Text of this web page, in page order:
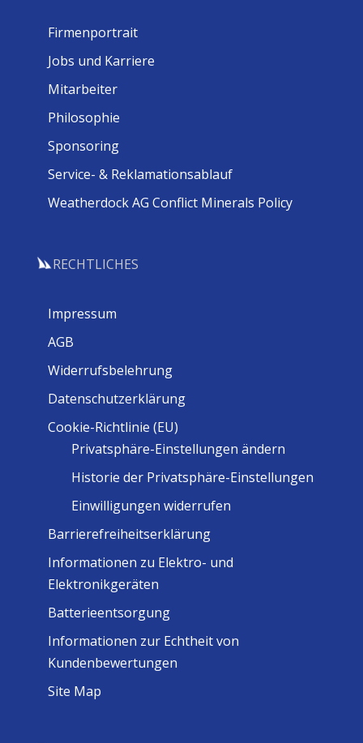
Firmenportrait
Jobs und Karriere
Mitarbeiter
Philosophie
Sponsoring
Service- & Reklamationsablauf
Weatherdock AG Conflict Minerals Policy
RECHTLICHES
Impressum
AGB
Widerrufsbelehrung
Datenschutzerklärung
Cookie-Richtlinie (EU)
Privatsphäre-Einstellungen ändern
Historie der Privatsphäre-Einstellungen
Einwilligungen widerrufen
Barrierefreiheitserklärung
Informationen zu Elektro- und
Elektronikgeräten
Batterieentsorgung
Informationen zur Echtheit von
Kundenbewertungen
Site Map